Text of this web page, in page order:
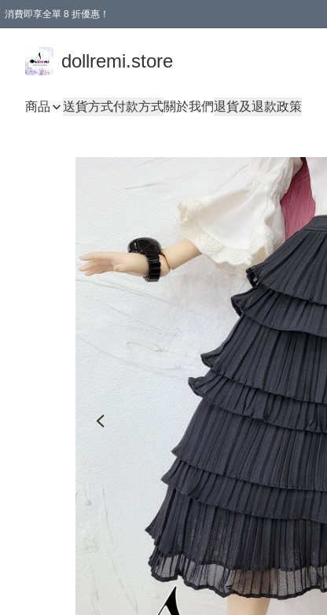
消費即享全單 8 折優惠！
dollremi.store
商品 送貨方式付款方式關於我們退貨及退款政策